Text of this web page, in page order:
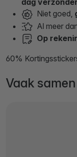
dag
Niet goed,
Al meer
Op
60%
Vaak